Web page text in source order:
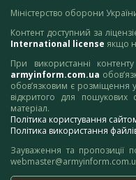
Міністерство оборони
Контент доступний за
International license якщо
При використанні
armyinform.com.ua
обов’язковим є розміщення
відкритого для пошукових
матеріал.
Політика користування
Політика використання
Зауваження та пропозиції